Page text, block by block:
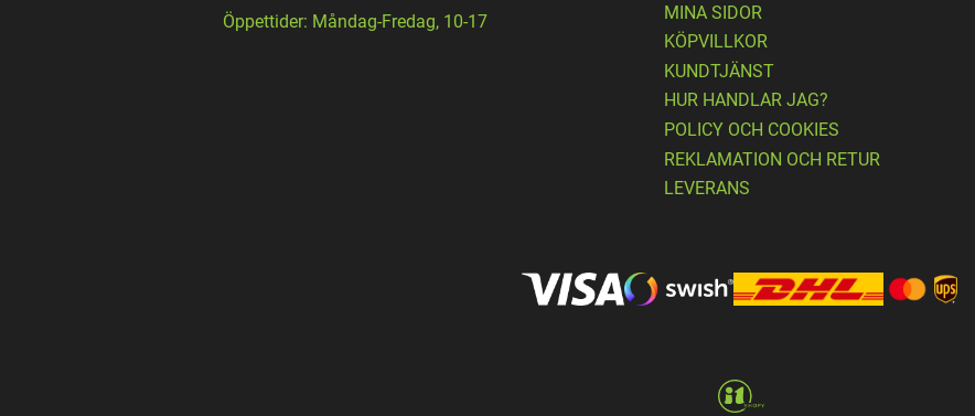
Öppettider: Måndag-Fredag, 10-17
MINA SIDOR
KÖPVILLKOR
KUNDTJÄNST
HUR HANDLAR JAG?
POLICY OCH COOKIES
REKLAMATION OCH RETUR
LEVERANS